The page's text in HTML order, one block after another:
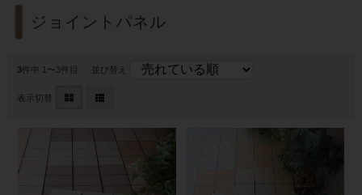
ジョイントパネル
3件中 1〜3件目 並び替え
表示切替